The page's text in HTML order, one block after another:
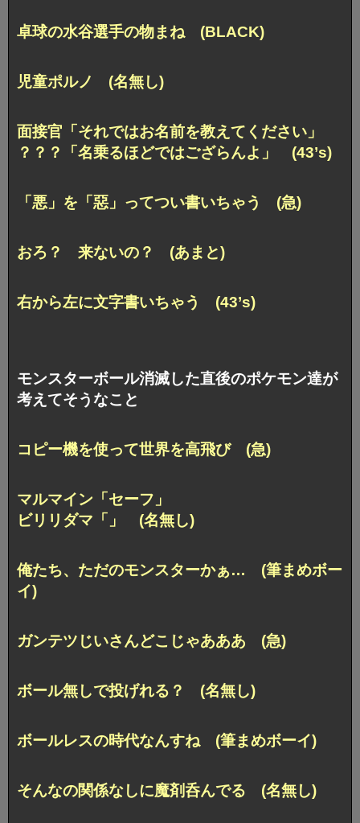
卓球の水谷選手の物まね (BLACK)
児童ポルノ (名無し)
面接官「それではお名前を教えてください」
？？？「名乗るほどではござらんよ」 (43’s)
「悪」を「惡」ってつい書いちゃう (急)
おろ？ 来ないの？ (あまと)
右から左に文字書いちゃう (43’s)
モンスターボール消滅した直後のポケモン達が
考えてそうなこと
コピー機を使って世界を高飛び (急)
マルマイン「セーフ」
ビリリダマ「」 (名無し)
俺たち、ただのモンスターかぁ… (筆まめボー
イ)
ガンテツじいさんどこじゃあああ (急)
ボール無しで投げれる？ (名無し)
ボールレスの時代なんすね (筆まめボーイ)
そんなの関係なしに魔剤呑んでる (名無し)